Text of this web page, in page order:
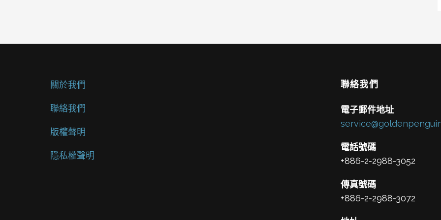
關於我們
聯絡我們
版權聲明
隱私權聲明
聯絡我們
電子郵件地址
電話號碼
+886-2-2988-3052
傳真號碼
+886-2-2988-3072